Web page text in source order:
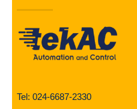
Tel: 024-6687-2330